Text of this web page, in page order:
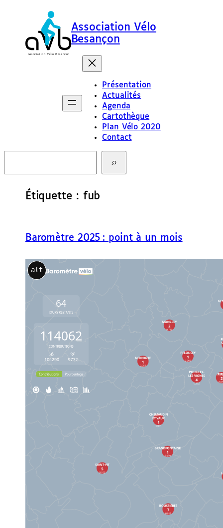
Association Vélo
Besançon
Présentation
Actualités
Agenda
Cartothèque
Plan Vélo 2020
Contact
c
Étiquette : fub
Baromètre 2025 : point à un mois
alt